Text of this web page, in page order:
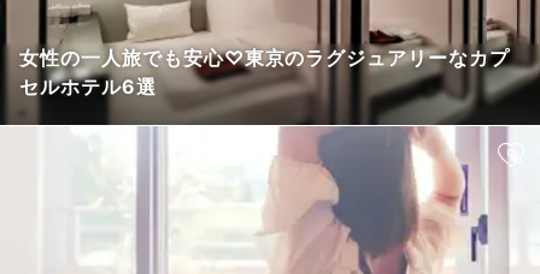
女性の一人旅でも安心♡東京のラグジュアリーなカプ
セルホテル6選